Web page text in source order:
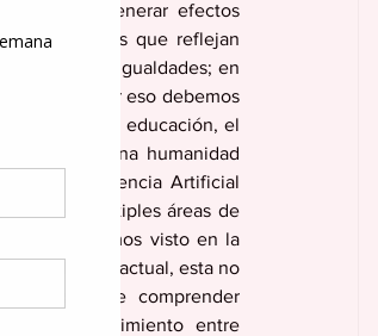
puede generar efectos
de datos que reflejan
corrige desigualdades; en
objetiva. Por eso debemos
como la educación, el
preservar una humanidad
la Inteligencia Artificial
en múltiples áreas de
años la hemos visto en la
artificial actual, esta no
de comprender
conocimiento entre